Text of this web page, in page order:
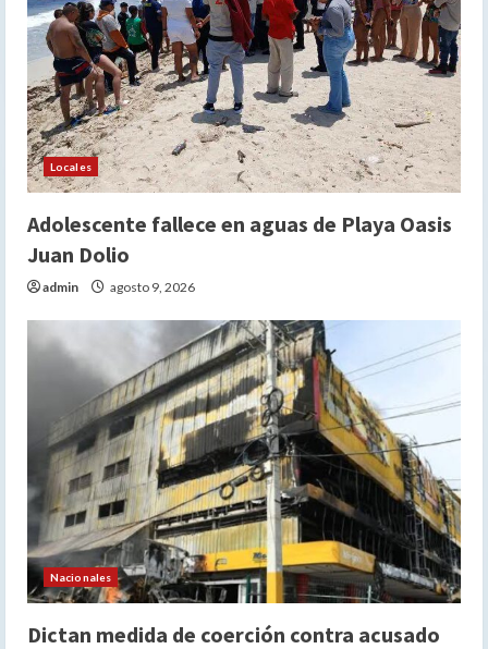
Locales
Adolescente fallece en aguas de Playa Oasis
Juan Dolio
admin agosto 9, 2026
Nacionales
Dictan medida de coerción contra acusado